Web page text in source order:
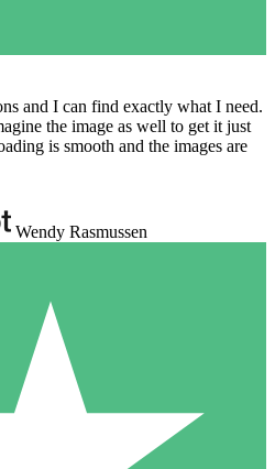
and I can find exactly what I need.
the image as well to get it just
is smooth and the images are
Wendy Rasmussen